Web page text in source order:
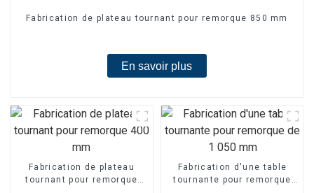
Fabrication de plateau tournant pour remorque 850 mm
En savoir plus
Fabrication de plateau
tournant pour remorque
Fabrication d'une table
tournante pour remorque